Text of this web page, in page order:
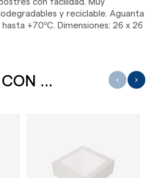
con facilidad. Muy
y reciclable. Aguanta
+70ºC. Dimensiones: 26 x 26
... ‹ ›